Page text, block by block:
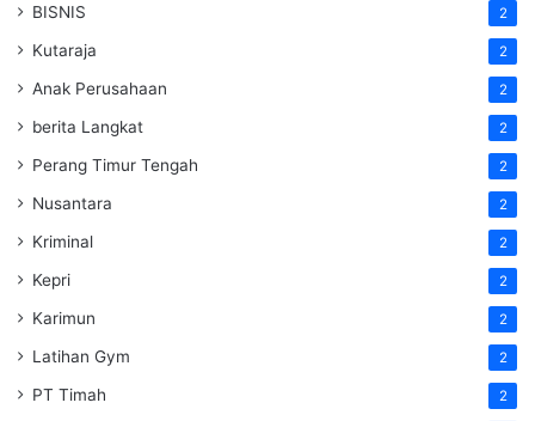
BISNIS 2
Kutaraja 2
Anak Perusahaan 2
berita Langkat 2
Perang Timur Tengah 2
Nusantara 2
Kriminal 2
Kepri 2
Karimun 2
Latihan Gym 2
PT Timah 2